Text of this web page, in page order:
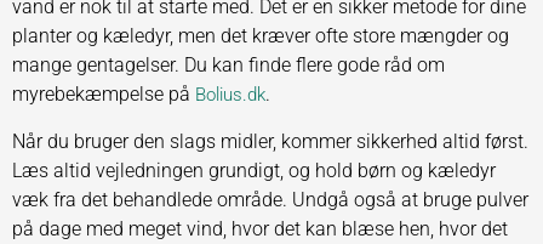
vand er nok til at starte med. Det er en sikker metode for dine
planter og kæledyr, men det kræver ofte store mængder og
mange gentagelser. Du kan finde flere gode råd om
myrebekæmpelse på Bolius.dk.
Når du bruger den slags midler, kommer sikkerhed altid først.
Læs altid vejledningen grundigt, og hold børn og kæledyr
væk fra det behandlede område. Undgå også at bruge pulver
på dage med meget vind, hvor det kan blæse hen, hvor det